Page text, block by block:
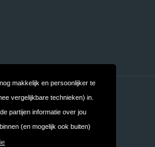
makkelijk en persoonlijker te
vergelijkbare technieken) in.
partijen informatie over jou
(en mogelijk ook buiten)
Privacy
FAQ